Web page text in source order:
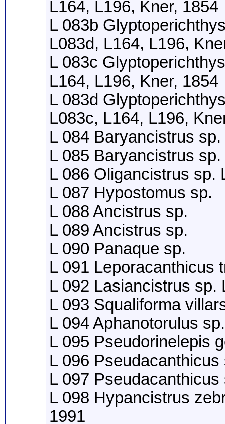
L164, L196, Kner, 1854
L 083b
L083d, L164, L196,
L 083c
L164, L196, Kner, 1854
L 083d
L083c, L164, L196,
L 084 Baryancistrus sp.
L 085 Baryancistrus sp.
L 086 Oligancistrus sp.
L 087 Hypostomus sp.
L 088 Ancistrus sp.
L 089 Ancistrus sp.
L 090 Panaque sp.
L 091 Leporacanthicus
L 092 Lasiancistrus sp.
L 093 Squaliforma
L 094 Aphanotorulus sp.
L 095 Pseudorinelepis
L 096
L 097 Pseudacanthicus
L 098 Hypancistrus
1991